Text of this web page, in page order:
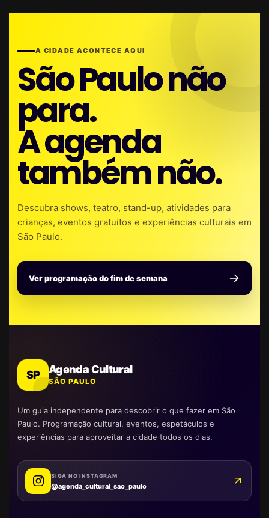
A CIDADE ACONTECE AQUI
São Paulo não
para.
A agenda
também não.
Descubra shows, teatro, stand-up, atividades para
crianças, eventos gratuitos e experiências culturais em
São Paulo.
Ver programação do fim de semana
SP Agenda Cultural
SÃO PAULO
Um guia independente para descobrir o que fazer em São
Paulo. Programação cultural, eventos, espetáculos e
experiências para aproveitar a cidade todos os dias.
SIGA NO INSTAGRAM
@agenda_cultural_sao_paulo